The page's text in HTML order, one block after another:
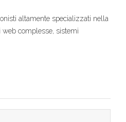
altamente specializzati nella
complesse, sistemi